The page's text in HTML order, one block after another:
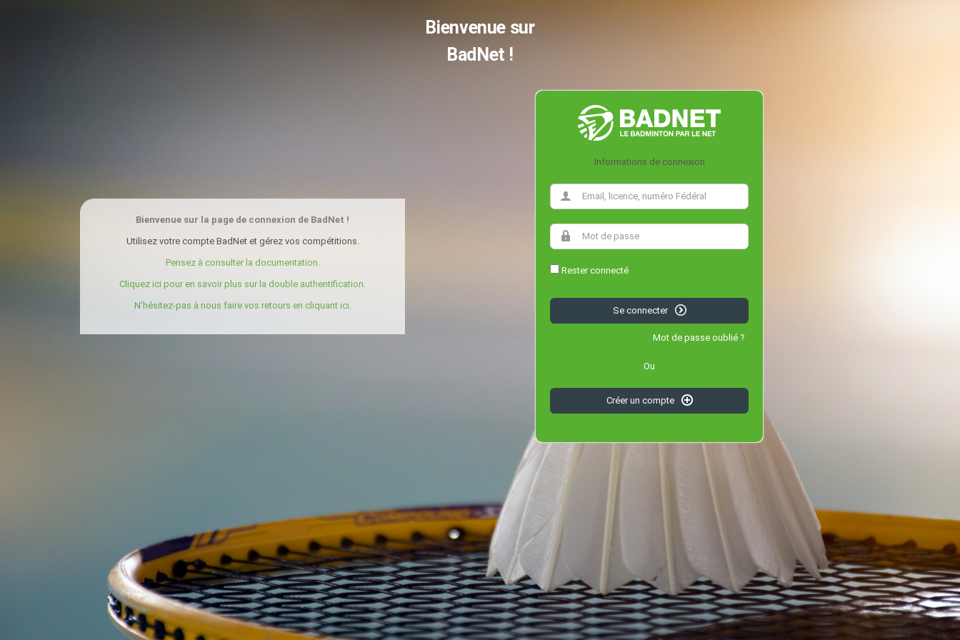
Bienvenue sur
BadNet !
Bienvenue sur la page de connexion de BadNet !
Utilisez votre compte BadNet et gérez vos compétitions.
Pensez à consulter la documentation.
Cliquez ici pour en savoir plus sur la double authentification.
N'hésitez-pas à nous faire vos retours en cliquant ici.
Informations de connexion
Rester connecté
Se connecter
Mot de passe oublié ?
Ou
Créer un compte